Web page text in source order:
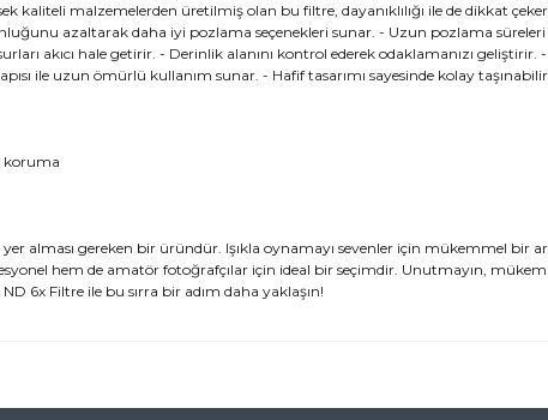
kaliteli malzemelerden üretilmiş olan bu filtre, dayanıklılığı ile de dikkat çeker.
azaltarak daha iyi pozlama seçenekleri sunar. - Uzun pozlama süreleri
akıcı hale getirir. - Derinlik alanını kontrol ederek odaklamanızı geliştirir. -
ile uzun ömürlü kullanım sunar. - Hafif tasarımı sayesinde kolay
koruma
alması gereken bir üründür. Işıkla oynamayı sevenler için mükemmel bir
hem de amatör fotoğrafçılar için ideal bir seçimdir. Unutmayın,
6x Filtre ile bu sırra bir adım daha yaklaşın!